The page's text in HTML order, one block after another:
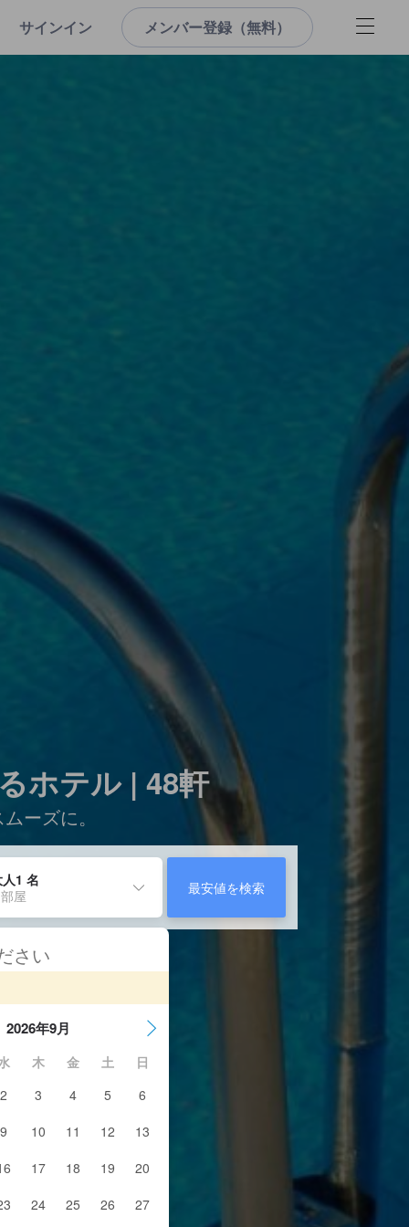
サインイン メンバー登録（無料）
ホテル | 48軒
ーズに。
1 名
屋
最安値を検索
さい
2026年9月
木 金 土
日
2
3 4 5
6
9
10 11 12
13
17 18 19
20
24 25 26 27